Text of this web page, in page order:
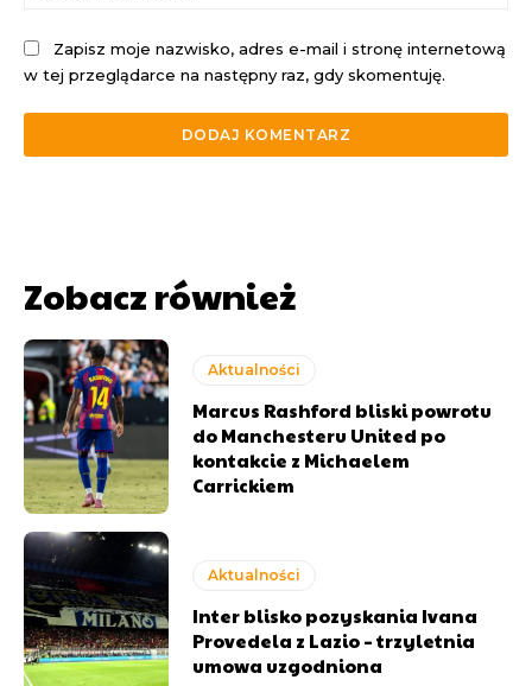
Zapisz moje nazwisko, adres e-mail i stronę internetową
w tej przeglądarce na następny raz, gdy skomentuję.
Zobacz również
Aktualności
Marcus Rashford bliski powrotu
do Manchesteru United po
kontakcie z Michaelem
Carrickiem
Aktualności
Inter blisko pozyskania Ivana
Provedela z Lazio – trzyletnia
umowa uzgodniona